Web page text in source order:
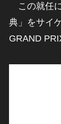
この就任
典」をサイ
GRAND